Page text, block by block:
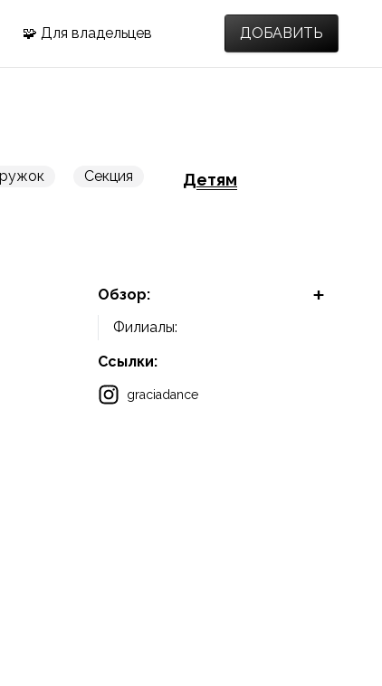
🧩 Для владельцев ДОБАВИТЬ
Секция Детям
Обзор:
Филиалы:
Ссылки:
graciadance